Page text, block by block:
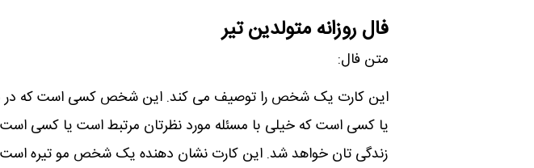
فال روزانه متولدین تیر
متن فال:
این کارت یک شخص را توصیف می کند. این شخص کسی است که در
یا کسی است که خیلی با مسئله مورد نظرتان مرتبط است یا کسی است
زندگی تان خواھد شد. این کارت نشان دھنده یک شخص مو تیره